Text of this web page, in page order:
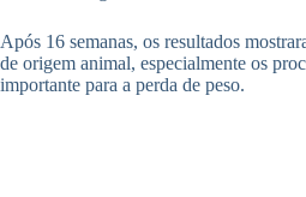
Após 16 semanas, os resultados
de origem animal, especialmente os
importante para a perda de peso.